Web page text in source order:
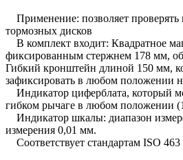
Применение: позволяет проверять
тормозных дисков
В комплект входит: Квадратное
фиксированным стержнем 178 мм,
Гибкий кронштейн длиной 150 мм,
зафиксировать в любом положении
Индикатор циферблата, который
гибком рычаге в любом положении
Индикатор шкалы: диапазон
измерения 0,01 мм.
Соответствует стандартам ISO